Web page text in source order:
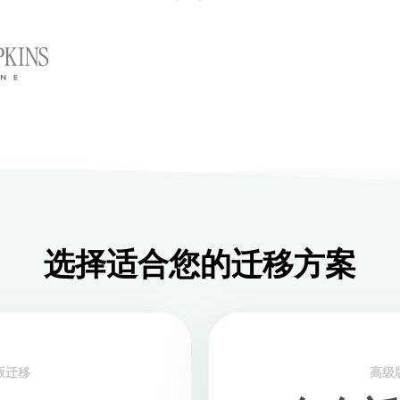
选择适合您的迁移方案
迁移 高级